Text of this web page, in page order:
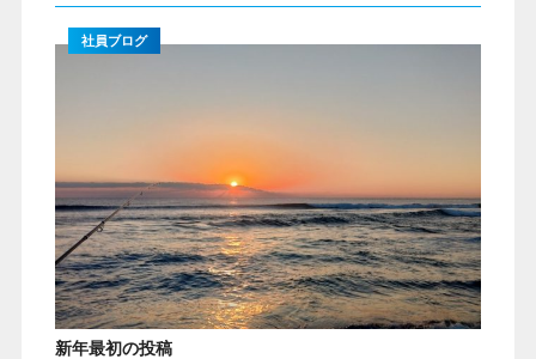
新年最初の投稿
社員ブログ